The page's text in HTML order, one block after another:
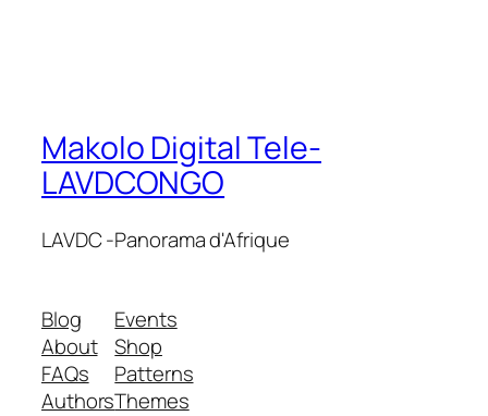
Makolo Digital Tele-
LAVDCONGO
LAVDC -Panorama d'Afrique
Blog
About
FAQs
Authors
Events
Shop
Patterns
Themes